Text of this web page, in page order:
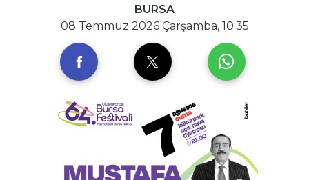
BURSA
08 Temmuz 2026 Çarşamba, 10:35